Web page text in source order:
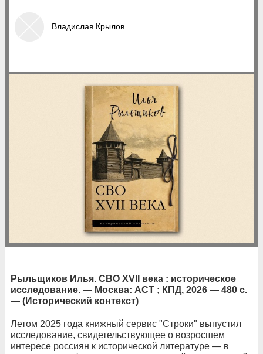
Владислав Крылов
Рыльщиков Илья. СВО XVII века : историческое
исследование. — Москва: АСТ ; КПД, 2026 — 480 с.
— (Исторический контекст)
Летом 2025 года книжный сервис "Строки" выпустил
исследование, свидетельствующее о возросшем
интересе россиян к исторической литературе — в